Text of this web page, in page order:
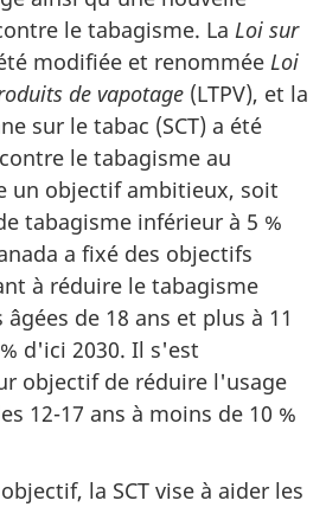
le tabagisme. La Loi sur
modifiée et renommée Loi
de vapotage (LTPV), et la
sur le tabac (SCT) a été
le tabagisme au
un objectif ambitieux, soit
tabagisme inférieur à 5 %
a fixé des objectifs
à réduire le tabagisme
de 18 ans et plus à 11
d'ici 2030. Il s'est
objectif de réduire l'usage
12-17 ans à moins de 10 %
la SCT vise à aider les